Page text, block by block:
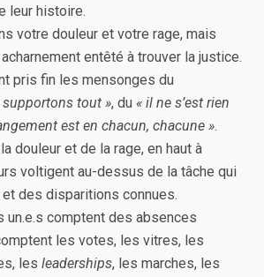
leur histoire.
votre douleur et votre rage, mais
entêté à trouver la justice.
pris fin les mensonges du
supportons tout », du « il ne s’est rien
est en chacun, chacune ».
douleur et de la rage, en haut à
voltigent au-dessus de la tâche qui
des disparitions connues.
un.e.s comptent des absences
les votes, les vitres, les
les leaderships, les marches, les